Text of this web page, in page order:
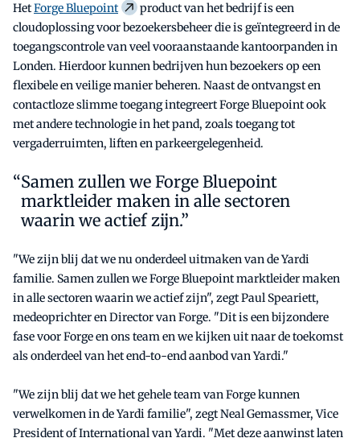
HetForge Bluepoint
product van het bedrijf is een
cloudoplossing voor bezoekersbeheer die is geïntegreerd in de
toegangscontrole van veel vooraanstaande kantoorpanden in
Londen. Hierdoor kunnen bedrijven hun bezoekers op een
flexibele en veilige manier beheren. Naast de ontvangst en
contactloze slimme toegang integreert Forge Bluepoint ook
met andere technologie in het pand, zoals toegang tot
vergaderruimten, liften en parkeergelegenheid.
Samen zullen we Forge Bluepoint
marktleider maken in alle sectoren
waarin we actief zijn.”
"We zijn blij dat we nu onderdeel uitmaken van de Yardi
familie. Samen zullen we Forge Bluepoint marktleider maken
in alle sectoren waarin we actief zijn", zegt Paul Speariett,
medeoprichter en Director van Forge. "Dit is een bijzondere
fase voor Forge en ons team en we kijken uit naar de toekomst
als onderdeel van het end-to-end aanbod van Yardi."
"We zijn blij dat we het gehele team van Forge kunnen
verwelkomen in de Yardi familie", zegt Neal Gemassmer, Vice
President of International van Yardi. "Met deze aanwinst laten